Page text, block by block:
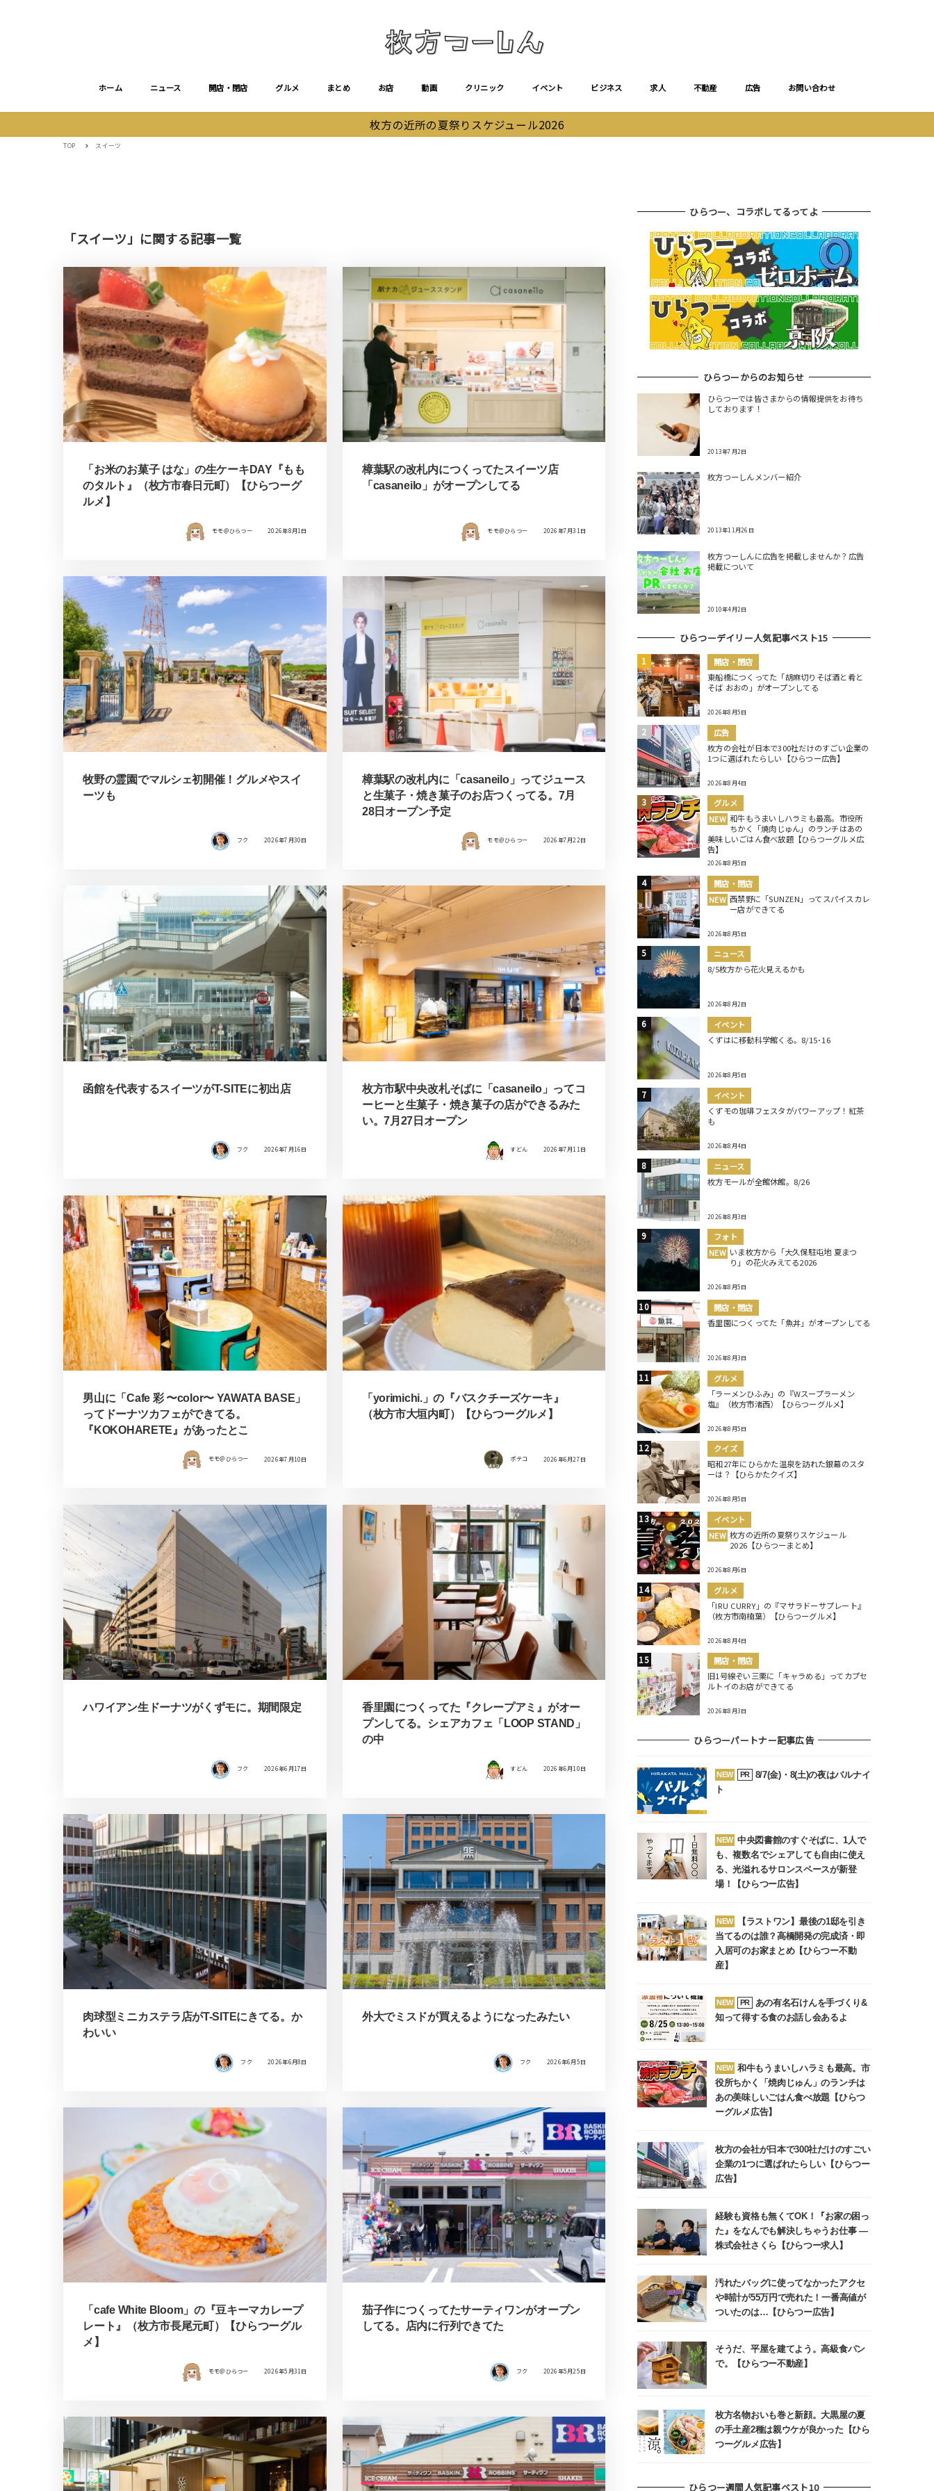
ホーム ニュース 開店・閉店 グルメ まとめ お店 動画 クリニック イベント ビジネス 求人 不動産 広告 お問い合わせ
枚方の近所の夏祭りスケジュール2026
TOP スイーツ
「スイーツ」に関する記事一覧
「お米のお菓子 はな」の生ケーキDAY『もも
のタルト』（枚方市春日元町）【ひらつーグ
ルメ】
モモ＠ひらつー 2026年8月1日
樟葉駅の改札内につくってたスイーツ店
「casaneilo」がオープンしてる
モモ＠ひらつー 2026年7月31日
牧野の霊園でマルシェ初開催！グルメやスイ
ーツも
フク 2026年7月30日
樟葉駅の改札内に「casaneilo」ってジュース
と生菓子・焼き菓子のお店つくってる。7月
28日オープン予定
モモ＠ひらつー 2026年7月22日
函館を代表するスイーツがT-SITEに初出店
フク 2026年7月16日
枚方市駅中央改札そばに「casaneilo」ってコ
ーヒーと生菓子・焼き菓子の店ができるみた
い。7月27日オープン
すどん 2026年7月11日
男山に「Cafe 彩 〜color〜 YAWATA BASE」
ってドーナツカフェができてる。
『KOKOHARETE』があったとこ
モモ＠ひらつー 2026年7月10日
「yorimichi.」の『バスクチーズケーキ』
（枚方市大垣内町）【ひらつーグルメ】
ポテコ 2026年6月27日
ハワイアン生ドーナツがくずモに。期間限定
フク 2026年6月17日
香里園につくってた『クレープアミ』がオー
プンしてる。シェアカフェ「LOOP STAND」
の中
すどん 2026年6月10日
肉球型ミニカステラ店がT-SITEにきてる。か
わいい
フク 2026年6月8日
外大でミスドが買えるようになったみたい
フク 2026年6月5日
「cafe White Bloom」の『豆キーマカレープ
レート』（枚方市長尾元町）【ひらつーグル
メ】
モモ＠ひらつー 2026年5月31日
茄子作につくってたサーティワンがオープン
してる。店内に行列できてた
フク 2026年5月25日
ひらつー、コラボしてるってよ
ひらつーからのお知らせ
ひらつーでは皆さまからの情報提供をお待ち
しております！
2013年7月2日
枚方つーしんメンバー紹介
2013年11月26日
枚方つーしんに広告を掲載しませんか？広告
掲載について
2010年4月2日
ひらつーデイリー人気記事ベスト15
開店・閉店
東船橋につくってた「胡麻切りそば酒と肴と
そば おおの」がオープンしてる
2026年8月5日
広告
枚方の会社が日本で300社だけのすごい企業の
1つに選ばれたらしい【ひらつー広告】
2026年8月4日
グルメ
NEW 和牛もうまいしハラミも最高。市役所
ちかく「焼肉じゅん」のランチはあの
美味しいごはん食べ放題【ひらつーグルメ広
告】
2026年8月5日
開店・閉店
NEW 西禁野に「SUNZEN」ってスパイスカレ
ー店ができてる
2026年8月5日
ニュース
8/5枚方から花火見えるかも
2026年8月2日
イベント
くずはに移動科学館くる。8/15･16
2026年8月5日
イベント
くずモの珈琲フェスタがパワーアップ！紅茶
も
2026年8月4日
ニュース
枚方モールが全館休館。8/26
2026年8月3日
フォト
NEW いま枚方から「大久保駐屯地 夏まつ
り」の花火みえてる2026
2026年8月5日
開店・閉店
香里園につくってた「魚丼」がオープンしてる
2026年8月3日
グルメ
「ラーメンひふみ」の『Wスープラーメン
塩』（枚方市渚西）【ひらつーグルメ】
2026年8月5日
クイズ
昭和27年にひらかた温泉を訪れた銀幕のスタ
ーは？【ひらかたクイズ】
2026年8月5日
イベント
NEW 枚方の近所の夏祭りスケジュール
2026【ひらつーまとめ】
2026年8月6日
グルメ
「IRU CURRY」の『マサラドーサプレート』
（枚方市南楠葉）【ひらつーグルメ】
2026年8月4日
開店・閉店
旧1号線ぞい三栗に「キャラめる」ってカプセ
ルトイのお店ができてる
2026年8月3日
ひらつーパートナー記事広告
NEW PR
8/7(金)・8(土)の夜はバルナイ
ト
NEW 中央図書館のすぐそばに、1人で
も、複数名でシェアしても自由に使え
る、光溢れるサロンスペースが新登
場！【ひらつー広告】
NEW
【ラストワン】最後の1邸を引き
当てるのは誰？高橋開発の完成済・即
入居可のお家まとめ【ひらつー不動
産】
NEW PR
あの有名石けんを手づくり&
知って得する食のお話し会あるよ
NEW 和牛もうまいしハラミも最高。市
役所ちかく「焼肉じゅん」のランチは
あの美味しいごはん食べ放題【ひらつ
ーグルメ広告】
枚方の会社が日本で300社だけのすごい
企業の1つに選ばれたらしい【ひらつー
広告】
経験も資格も無くてOK！『お家の困っ
た』をなんでも解決しちゃうお仕事 ―
株式会社さくら【ひらつー求人】
汚れたバッグに使ってなかったアクセ
や時計が55万円で売れた！一番高値が
ついたのは…【ひらつー広告】
そうだ、平屋を建てよう。高級食パン
で。【ひらつー不動産】
枚方名物おいも巻と新顔。大黒屋の夏
の手土産2種は親ウケが良かった【ひら
つーグルメ広告】
ひらつー週間人気記事ベスト10